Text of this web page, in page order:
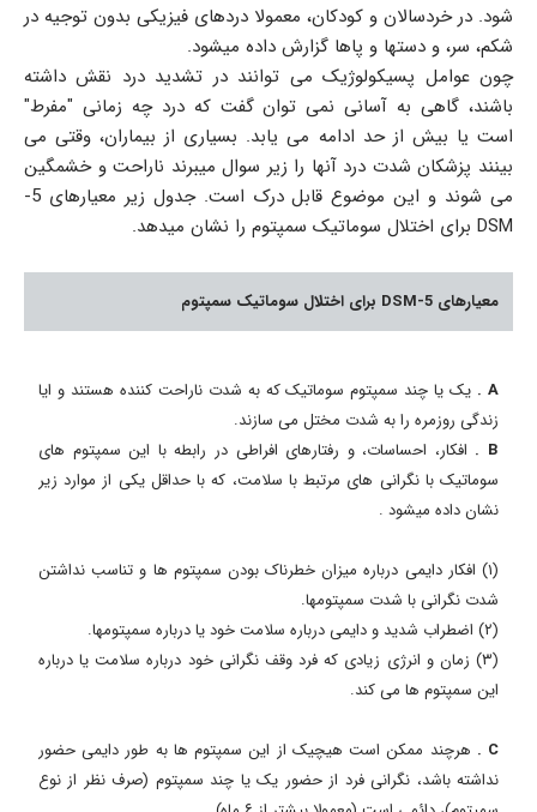
شود. در خردسالان و کودکان، معمولا دردهای فیزیکی بدون توجیه در
شکم، سر، و دستها و پاها گزارش داده میشود.
چون عوامل پسیکولوژیک می توانند در تشدید درد نقش داشته
باشند، گاهی به آسانی نمی توان گفت که درد چه زمانی "مفرط"
است یا بیش از حد ادامه می یابد. بسیاری از بیماران، وقتی می
بینند پزشکان شدت درد آنها را زیر سوال میبرند ناراحت و خشمگین
می شوند و این موضوع قابل درک است. جدول زیر معیارهای 5-
DSM برای اختلال سوماتیک سمپتوم را نشان میدهد.
معیارهای 5-DSM برای اختلال سوماتیک سمپتوم
A .
یک یا چند سمپتوم سوماتیک که به شدت ناراحت کننده هستند و ایا
زندگی روزمره را به شدت مختل می سازند.
B .
افکار، احساسات، و رفتارهای افراطی در رابطه با این سمپتوم های
سوماتیک با نگرانی های مرتبط با سلامت، که با حداقل یکی از موارد زیر
نشان داده میشود .
(۱) افکار دایمی درباره میزان خطرناک بودن سمپتوم ها و تناسب نداشتن
شدت نگرانی با شدت سمپتومها.
(۲) اضطراب شدید و دایمی درباره سلامت خود یا درباره سمپتومها.
(۳) زمان و انرژی زیادی که فرد وقف نگرانی خود درباره سلامت یا درباره
این سمپتوم ها می کند.
C .
هرچند ممکن است هیچیک از این سمپتوم ها به طور دایمی حضور
نداشته باشد، نگرانی فرد از حضور یک یا چند سمپتوم (صرف نظر از نوع